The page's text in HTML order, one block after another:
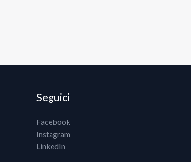
Seguici
Facebook
Instagram
LinkedIn